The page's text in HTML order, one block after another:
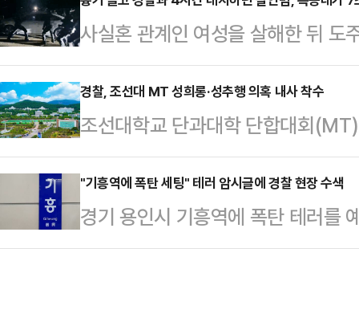
러면서 "이재명 더불어민주당 대선
다"고 말했다.실제 이날 이 대표의
이 '서한을 전달하겠다'며…
유지가 필요하다고 설명했다.특히
험, 최근 봉천동 방화 사건 및 미아
만큼 전 기능을 동원해 총력 대응
사전 준비기간을 갖고 범죄예방진
에 파악…
사실혼 관계인 여성을 살해한 뒤
원들에게 제압돼 검거된 사실이 드
경찰서는 사실혼 관계인 여성을 살
붙잡았다.A씨는 지난 21일 밤 11시
계인 50대 여성을 흉기로 찔러 살
는 경기 과천시 서울대공원으로 달
대치했다. 이 과정이 길어지자 경
출동을 요청했다.출…
경찰, 조선대 MT 성희롱·성추행 의혹 내사 착수
조선대학교 단과대학 단합대회
거진 것과 관련해 경찰이 내사(입
면 광주 동부경찰서는 조선대 한
내사를 진행 중이다. 경찰은 대학
희롱·성추행 피해가 있었는지 등
"기흥역에 폭탄 세팅" 테러 암시글에 경찰 현장 수색
경기 용인시 기흥역에 폭탄 테러를
경찰이 현장 수색에 나섰다.23일